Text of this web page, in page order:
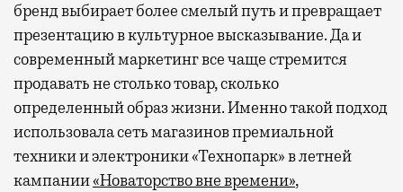
бренд выбирает более смелый путь и превращает
презентацию в культурное высказывание. Да и
современный маркетинг все чаще стремится
продавать не столько товар, сколько
определенный образ жизни. Именно такой подход
использовала сеть магазинов премиальной
техники и электроники «Технопарк» в летней
кампании«Новаторство вне времени»,